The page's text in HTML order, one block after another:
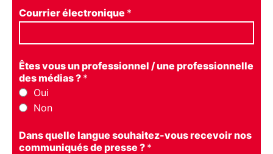
Courrier électronique *
Êtes vous un professionnel / une professionnelle
des médias ? *
Oui
Non
Dans quelle langue souhaitez-vous recevoir nos
communiqués de presse ? *